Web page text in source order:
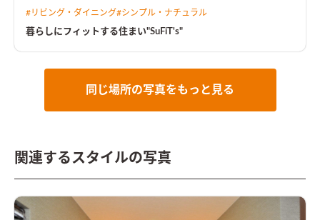
時短にも繋がり、家族時間が増えていきます。
#リビング・ダイニング#シンプル・ナチュラル
暮らしにフィットする住まい"SuFiT's"
同じ場所の写真をもっと見る
関連するスタイルの写真